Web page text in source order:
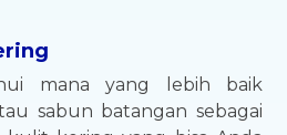
mana yang lebih baik
sabun batangan sebagai